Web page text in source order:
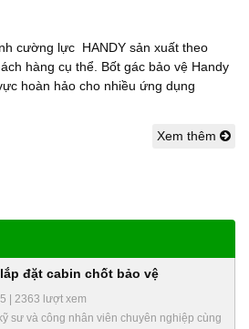
cường lực HANDY sản xuất theo
hàng cụ thể. Bốt gác bảo vệ Handy
hoàn hảo cho nhiều ứng dụng
Xem thêm
đặt cabin chốt bảo vệ
| 2363 lượt xem
sư và công nhân viên chuyên nghiệp cùng